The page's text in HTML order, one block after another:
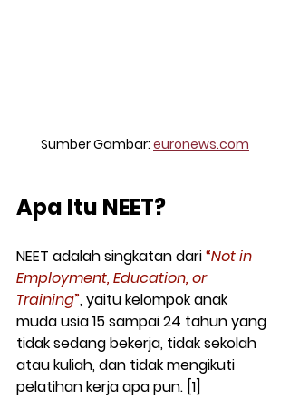
Sumber Gambar: euronews.com
Apa Itu NEET?
NEET adalah singkatan dari “Not in
Employment, Education, or
Training”, yaitu kelompok anak
muda usia 15 sampai 24 tahun yang
tidak sedang bekerja, tidak sekolah
atau kuliah, dan tidak mengikuti
pelatihan kerja apa pun. [1]